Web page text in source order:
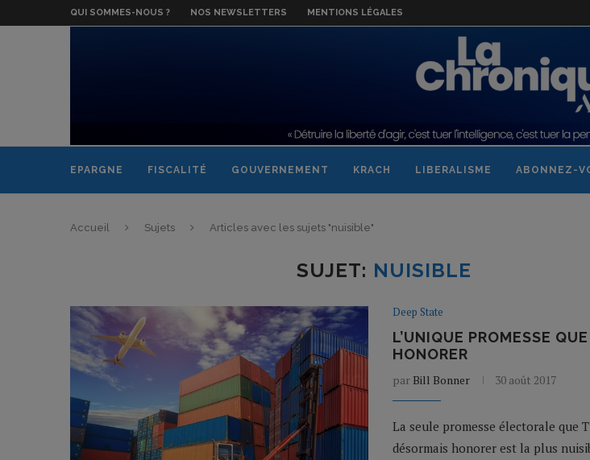
QUI SOMMES-NOUS ? NOS NEWSLETTERS MENTIONS LÉGALES
EPARGNE FISCALITÉ GOUVERNEMENT KRACH LIBERALISME ABONNEZ-
Accueil Sujets Articles avec les sujets "nuisible"
SUJET: NUISIBLE
Deep State
L’UNIQUE PROMESSE
HONORER
par Bill Bonner 30 août 2017
La seule promesse électorale que
désormais honorer est la plus